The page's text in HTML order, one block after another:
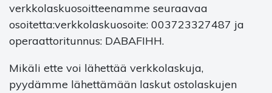
verkkolaskuosoitteenamme seuraavaa
osoitetta:verkkolaskuosoite: 003723327487 ja
operaattoritunnus: DABAFIHH.
Mikäli ette voi lähettää verkkolaskuja,
pyydämme lähettämään laskut ostolaskujen